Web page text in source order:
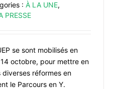
DOSSIERS
CONTACT
#ACTIONS
#VOS ÉLUES
: À LA UNE,
PRESSE
se sont mobilisés en
octobre, pour mettre en
réformes en
le Parcours en Y.